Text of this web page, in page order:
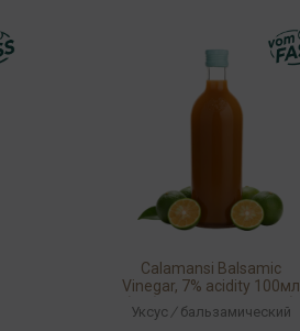
Calamansi Balsamic
Vinegar, 7% acidity 100мл
(набор:360319/990755)
Уксус / бальзамический